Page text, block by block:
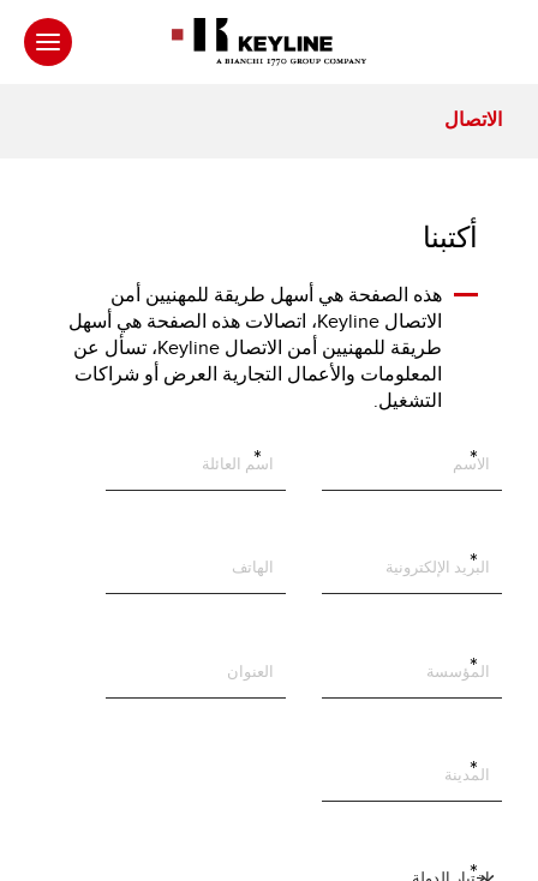
الاتصال
أكتبنا
هذه الصفحة هي أسهل طريقة للمهنيين أمن
الاتصال Keyline، اتصالات هذه الصفحة هي أسهل
طريقة للمهنيين أمن الاتصال Keyline، تسأل عن
المعلومات والأعمال التجارية العرض أو شراكات
التشغيل.